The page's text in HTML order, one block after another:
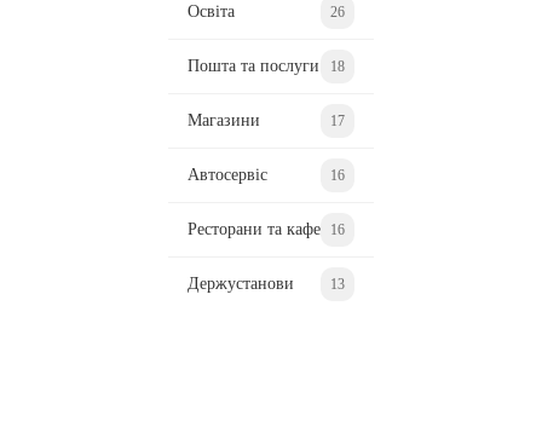
Освіта 26
Пошта та послуги 18
Магазини 17
Автосервіс 16
Ресторани та кафе 16
Держустанови 13